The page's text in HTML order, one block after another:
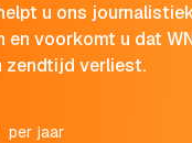
u ons
en voorkomt u dat
zendtijd verliest.
per jaar